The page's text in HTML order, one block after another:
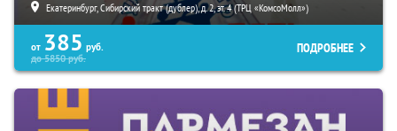
Екатеринбург, Сибирский тракт (дублер), д. 2, эт. 4 (ТРЦ «КомсоМолл»)
от 385 руб.
до5850руб.
ПОДРОБНЕЕ